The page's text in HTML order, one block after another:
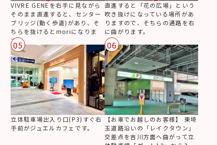
VIVRE GENEを右手に見ながら
そのまま直進すると、センター
ブリッジ(動く歩道)があり、そ
ちらを抜けるとmoriになりま
す。
直進すると「花の広場」という
吹き抜けになっている場所があ
りますので、そちらの通路を右
に曲がります。
05
立体駐車場出入り口(P3)すぐ右
手前がジュエルカフェです。
06
【お車でお越しのお客様】 東埼
玉道路沿いの「レイクタウン」
交差点を吉川方面へ曲がって立